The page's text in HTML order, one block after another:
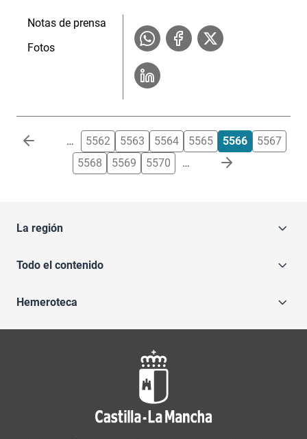
Notas de prensa
Fotos
Paginación … 5562 5563 5564 5565 5566
5567
5568
5569 5570 …
La región
Todo el contenido
Hemeroteca